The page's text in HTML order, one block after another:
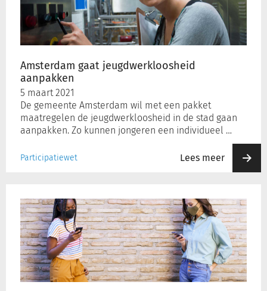
Amsterdam gaat jeugdwerkloosheid
aanpakken
5 maart 2021
De gemeente Amsterdam wil met een pakket
maatregelen de jeugdwerkloosheid in de stad gaan
aanpakken. Zo kunnen jongeren een individueel …
Participatiewet Lees meer
Een
jaar
met
corona